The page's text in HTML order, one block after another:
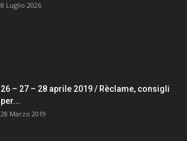
8 Luglio 2026
26 – 27 – 28 aprile 2019 / Rèclame, consigli
per...
28 Marzo 2019